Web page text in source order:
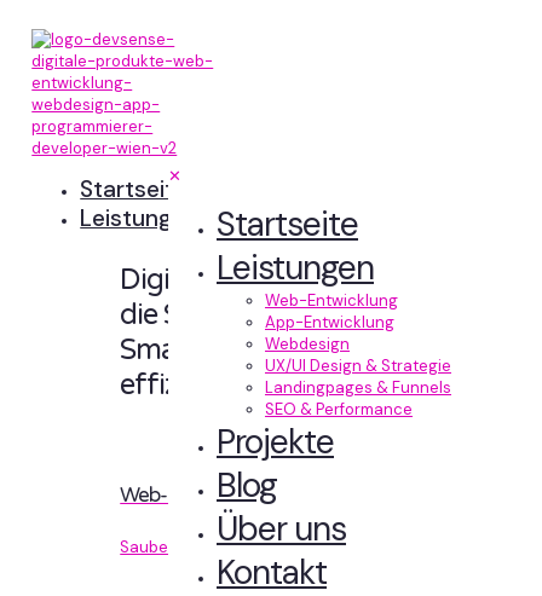
✕
Startseite
Leistungen
Web-Entwicklung
App-Entwicklung
Webdesign
UX/UI Design & Strategie
Landingpages & Funnels
SEO & Performance
Projekte
Blog
Über uns
Kontakt
Startseite
Leistungen
Digitale Erlebnisse,
die Sinn machen.
Smart designt und
effizient entwickelt.
Web-Entwicklung
Sauberer Code, der performt.